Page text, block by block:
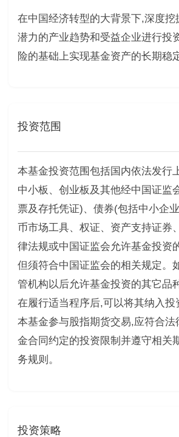
在中国经济转型的大背景下,深度挖
潜力的产业趋势和受益企业进行投
险的基础上实现基金资产的长期稳
投资范围
本基金投资范围包括国内依法发行
中小板、创业板及其他经中国证监
票及存托凭证)、债券(包括中小企
币市场工具、权证、资产支持证券
律法规或中国证监会允许基金投资
但须符合中国证监会的相关规定。
管机构以后允许基金投资的其它品
在履行适当程序后,可以将其纳入投
本基金参与股指期货交易,应符合法
金合同约定的投资限制并遵守相关
务规则。
投资策略